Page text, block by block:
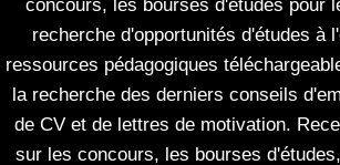
concours, les bourses d'études pour
recherche d'opportunités d'études à
ressources pédagogiques
la recherche des derniers conseils
de CV et de lettres de motivation.
sur les concours, les bourses